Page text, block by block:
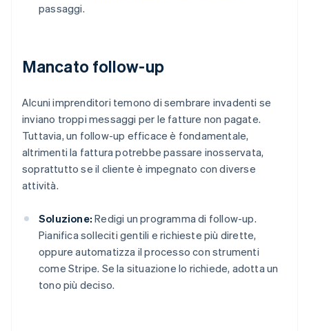
passaggi.
Mancato follow-up
Alcuni imprenditori temono di sembrare invadenti se
inviano troppi messaggi per le fatture non pagate.
Tuttavia, un follow-up efficace è fondamentale,
altrimenti la fattura potrebbe passare inosservata,
soprattutto se il cliente è impegnato con diverse
attività.
Soluzione: Redigi un programma di follow-up.
Pianifica solleciti gentili e richieste più dirette,
oppure automatizza il processo con strumenti
come Stripe. Se la situazione lo richiede, adotta un
tono più deciso.